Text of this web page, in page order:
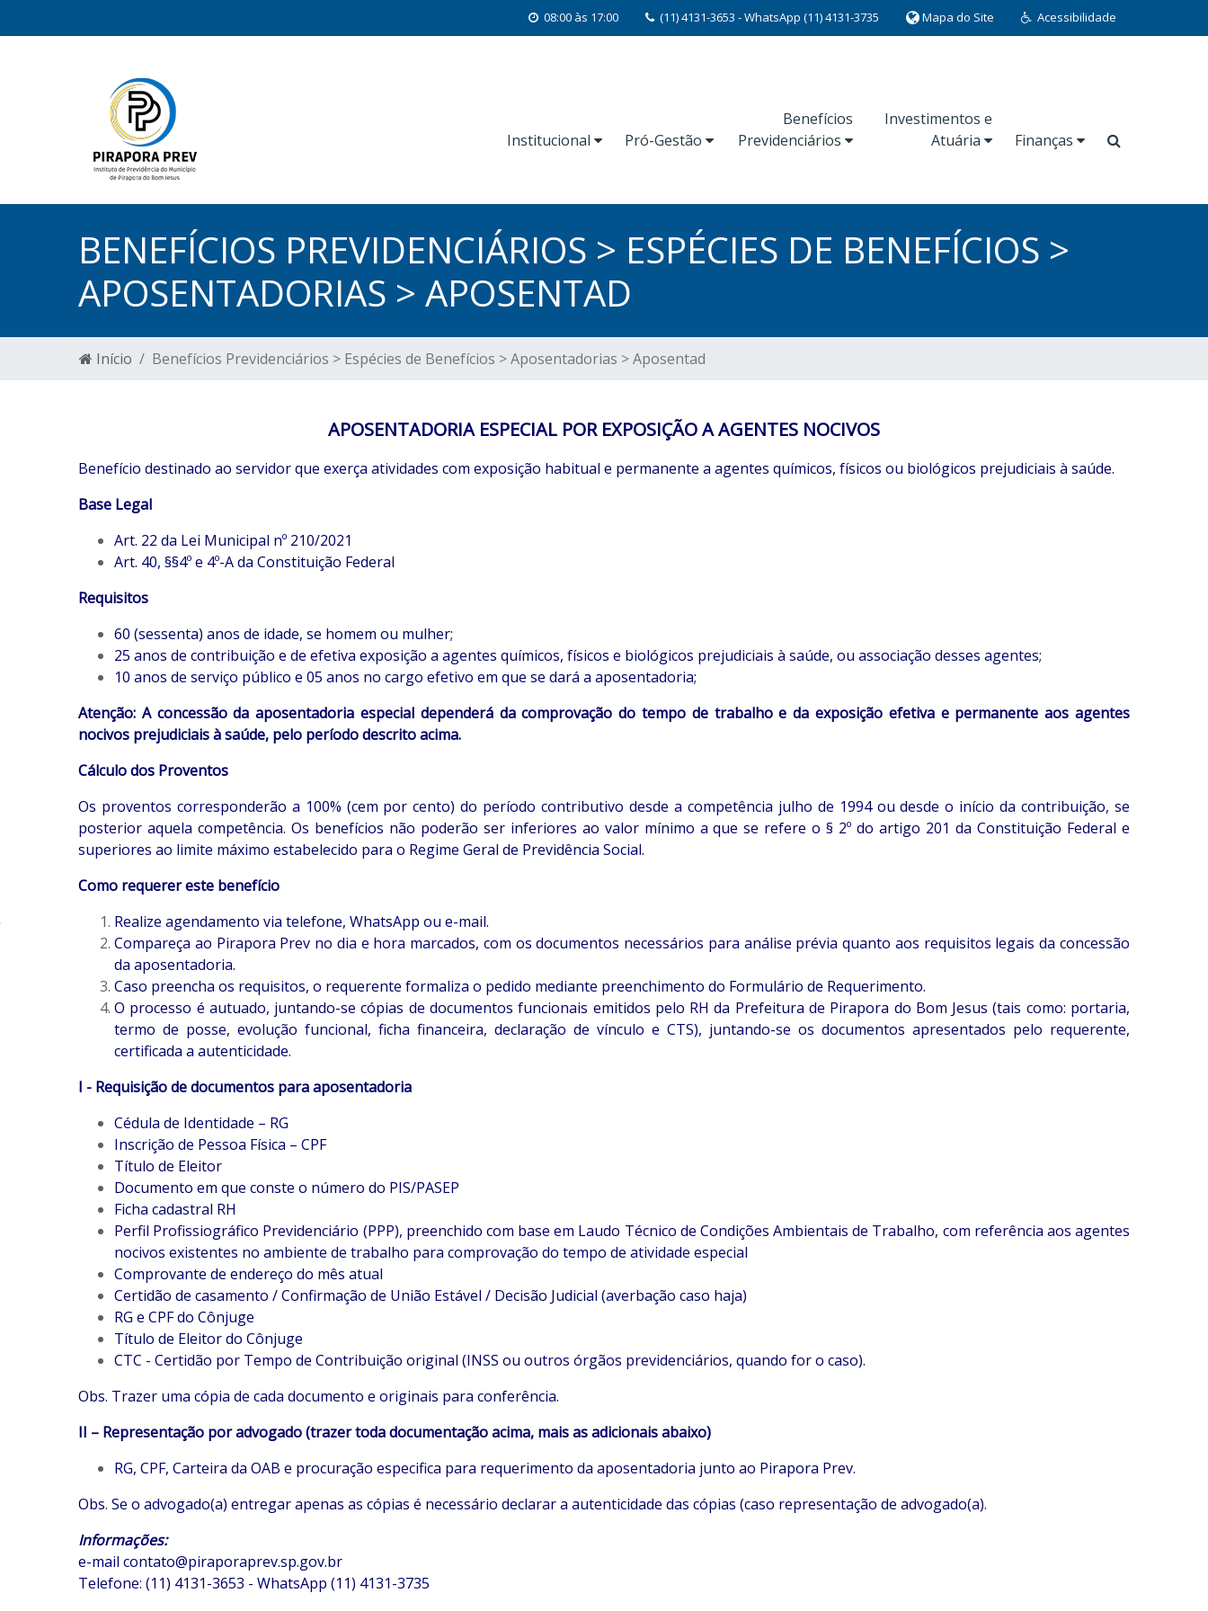
Acessibilidade
Mapa do Site
(11) 4131-3653 - WhatsApp (11) 4131-3735
08:00 às 17:00
Institucional Pró-Gestão
Benefícios
Previdenciários
Investimentos e
Atuária
Finanças
BENEFÍCIOS PREVIDENCIÁRIOS > ESPÉCIES DE BENEFÍCIOS >
APOSENTADORIAS > APOSENTAD
Início Benefícios Previdenciários > Espécies de Benefícios > Aposentadorias > Aposentad
APOSENTADORIA ESPECIAL POR EXPOSIÇÃO A AGENTES NOCIVOS
Benefício destinado ao servidor que exerça atividades com exposição habitual e permanente a agentes químicos, físicos ou biológicos prejudiciais à saúde.
Base Legal
Art. 22 da Lei Municipal nº 210/2021
Art. 40, §§4º e 4º-A da Constituição Federal
Requisitos
60 (sessenta) anos de idade, se homem ou mulher;
25 anos de contribuição e de efetiva exposição a agentes químicos, físicos e biológicos prejudiciais à saúde, ou associação desses agentes;
10 anos de serviço público e 05 anos no cargo efetivo em que se dará a aposentadoria;
Atenção: A concessão da aposentadoria especial dependerá da comprovação do tempo de trabalho e da exposição efetiva e permanente aos agentes
nocivos prejudiciais à saúde, pelo período descrito acima.
Cálculo dos Proventos
Os proventos corresponderão a 100% (cem por cento) do período contributivo desde a competência julho de 1994 ou desde o início da contribuição, se
posterior aquela competência. Os benefícios não poderão ser inferiores ao valor mínimo a que se refere o § 2º do artigo 201 da Constituição Federal e
superiores ao limite máximo estabelecido para o Regime Geral de Previdência Social.
Como requerer este benefício
Realize agendamento via telefone, WhatsApp ou e-mail.
Compareça ao Pirapora Prev no dia e hora marcados, com os documentos necessários para análise prévia quanto aos requisitos legais da concessão
da aposentadoria.
Caso preencha os requisitos, o requerente formaliza o pedido mediante preenchimento do Formulário de Requerimento.
O processo é autuado, juntando-se cópias de documentos funcionais emitidos pelo RH da Prefeitura de Pirapora do Bom Jesus (tais como: portaria,
termo de posse, evolução funcional, ficha financeira, declaração de vínculo e CTS), juntando-se os documentos apresentados pelo requerente,
certificada a autenticidade.
I - Requisição de documentos para aposentadoria
Cédula de Identidade – RG
Inscrição de Pessoa Física – CPF
Título de Eleitor
Documento em que conste o número do PIS/PASEP
Ficha cadastral RH
Perfil Profissiográfico Previdenciário (PPP), preenchido com base em Laudo Técnico de Condições Ambientais de Trabalho, com referência aos agentes
nocivos existentes no ambiente de trabalho para comprovação do tempo de atividade especial
Comprovante de endereço do mês atual
Certidão de casamento / Confirmação de União Estável / Decisão Judicial (averbação caso haja)
RG e CPF do Cônjuge
Título de Eleitor do Cônjuge
CTC - Certidão por Tempo de Contribuição original (INSS ou outros órgãos previdenciários, quando for o caso).
Obs. Trazer uma cópia de cada documento e originais para conferência.
II – Representação por advogado (trazer toda documentação acima, mais asadicionais abaixo)
RG, CPF, Carteira da OAB e procuração especifica para requerimento da aposentadoria junto ao Pirapora Prev.
Obs. Se o advogado(a) entregar apenas as cópias é necessário declarar a autenticidade das cópias (caso representação de advogado(a).
Informações:
e-mail contato@piraporaprev.sp.gov.br
Telefone: (11) 4131-3653 - WhatsApp (11) 4131-3735